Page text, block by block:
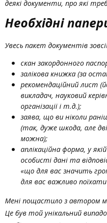
деякі документи, про які
Необхідні
Увесь пакет документів
скан закордонного
залікова книжка (за
рекомендаційний лист
викладач, науковий
організації і т.д.);
заява, що ви ніколи
(так, дуже шкода, але
можна);
аплікаційна форма, у
особисті дані та
«що для вас значить
для вас важливо
Мені пощастило з автором
Це був той унікальний